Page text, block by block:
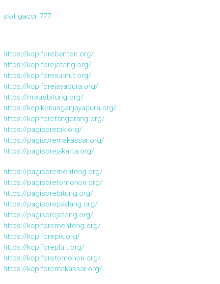
slot gacor 777
https://kopiforebanten.org/
https://kopiforejateng.org/
https://kopiforesumut.org/
https://kopiforejayapura.org/
https://mixuebitung.org/
https://kopikenanganjayapura.org/
https://kopiforetangerang.org/
https://pagisorepik.org/
https://pagisoremakassar.org/
https://pagisorejakarta.org/
https://pagisorementeng.org/
https://pagisoretomohon.org/
https://pagisorebitung.org/
https://pagisorepadang.org/
https://pagisorejateng.org/
https://kopiforementeng.org/
https://kopiforepik.org/
https://kopiforepluit.org/
https://kopiforetomohon.org/
https://kopiforemakassar.org/